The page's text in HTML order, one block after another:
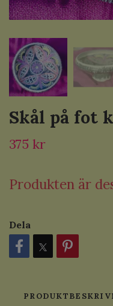
Skål på fot
375 kr
Produkten är
Dela